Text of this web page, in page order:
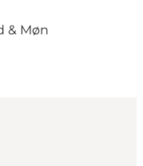
& Møn